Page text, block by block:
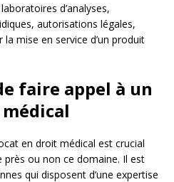
d’analyses,
autorisations légales,
mise en service d’un produit
faire appel à un
en droit médical est crucial
ou non ce domaine. Il est
qui disposent d’une expertise